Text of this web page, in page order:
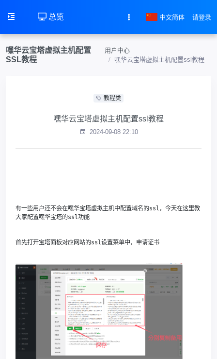
总览 中文简体 请登录
嘿华云宝塔虚拟主机配置
SSL教程
用户中心
嘿华云宝塔虚拟主机配置ssl教程
教程类
嘿华云宝塔虚拟主机配置ssl教程
2024-09-08 22:10
有一些用户还不会在嘿华宝塔虚拟主机中配置域名的ssl，今天在这里教
大家配置嘿华宝塔的ssl功能
首先打开宝塔面板对应网站的ssl设置菜单中，申请证书